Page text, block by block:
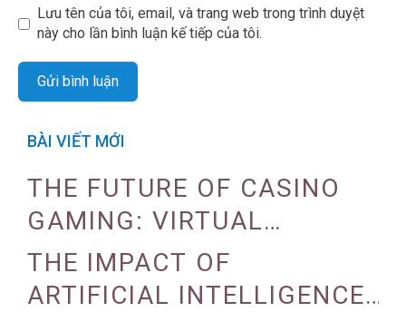
Lưu tên của tôi, email, và trang web trong trình duyệt
này cho lần bình luận kế tiếp của tôi.
BÀI VIẾT MỚI
THE FUTURE OF CASINO
GAMING: VIRTUAL
REALITY AND AUGMENTED
REALITY
THE IMPACT OF
ARTIFICIAL INTELLIGENCE